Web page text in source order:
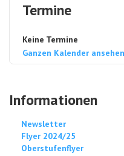
Termine
Keine Termine
Ganzen Kalender ansehen
Informationen
Newsletter
Flyer 2024/25
Oberstufenflyer